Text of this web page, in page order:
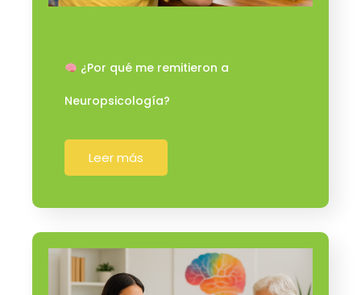
¿Por qué me remitieron a
Neuropsicología?
Leer más